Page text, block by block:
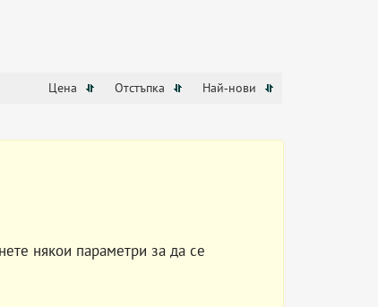
Цена Отстъпка Най-нови
някои параметри за да се